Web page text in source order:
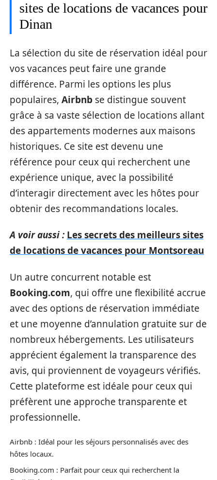
sites de locations de vacances pour
Dinan
La sélection du site de réservation idéal pour
vos vacances peut faire une grande
différence. Parmi les options les plus
populaires, Airbnb se distingue souvent
grâce à sa vaste sélection de locations allant
des appartements modernes aux maisons
historiques. Ce site est devenu une
référence pour ceux qui recherchent une
expérience unique, avec la possibilité
d’interagir directement avec les hôtes pour
obtenir des recommandations locales.
A voir aussi : Les secrets des meilleurs sites
de locations de vacances pour Montsoreau
Un autre concurrent notable est
Booking.com, qui offre une flexibilité accrue
avec des options de réservation immédiate
et une moyenne d’annulation gratuite sur de
nombreux hébergements. Les utilisateurs
apprécient également la transparence des
avis, qui proviennent de voyageurs vérifiés.
Cette plateforme est idéale pour ceux qui
préfèrent une approche transparente et
professionnelle.
Airbnb : Idéal pour les séjours personnalisés avec des
hôtes locaux.
Booking.com : Parfait pour ceux qui recherchent la